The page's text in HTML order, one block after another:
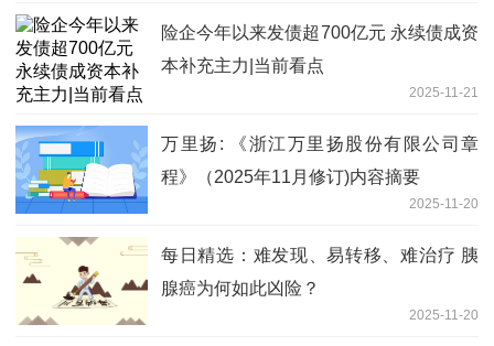
险企今年以来发债超700亿元 永续债成资
本补充主力|当前看点
2025-11-21
万里扬: 《浙江万里扬股份有限公司章
程》（2025年11月修订)内容摘要
2025-11-20
每日精选：难发现、易转移、难治疗 胰
腺癌为何如此凶险？
2025-11-20